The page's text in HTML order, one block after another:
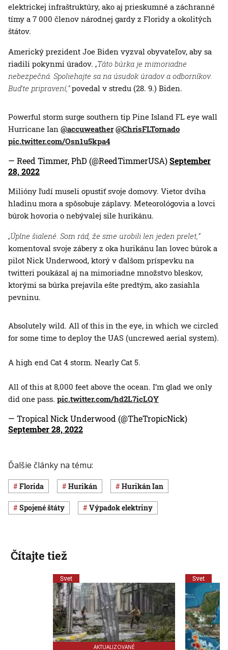
elektrickej infraštruktúry, ako aj prieskumné a záchranné
tímy a 7 000 členov národnej gardy z Floridy a okolitých
štátov.
Americký prezident Joe Biden vyzval obyvateľov, aby sa
riadili pokynmi úradov. „Táto búrka je mimoriadne
nebezpečná. Spoliehajte sa na úsudok úradov a odborníkov.
Buďte pripravení,“povedal v stredu (28. 9.) Biden.
Powerful storm surge southern tip Pine Island FL eye wall
Hurricane Ian @accuweather @ChrisFLTornado
pic.twitter.com/Osn1u5kpa4
— Reed Timmer, PhD (@ReedTimmerUSA)September
28, 2022
Milióny ľudí museli opustiť svoje domovy. Vietor dvíha
hladinu mora a spôsobuje záplavy. Meteorológovia a lovci
búrok hovoria o nebývalej sile hurikánu.
„Úplne šialené. Som rád, že sme urobili len jeden prelet,“
komentoval svoje zábery z oka hurikánu Ian lovec búrok a
pilot Nick Underwood, ktorý v ďalšom príspevku na
twitteri poukázal aj na mimoriadne množstvo bleskov,
ktorými sa búrka prejavila ešte predtým, ako zasiahla
pevninu.
Absolutely wild. All of this in the eye, in which we circled
for some time to deploy the UAS (uncrewed aerial system).
A high end Cat 4 storm. Nearly Cat 5.
All of this at 8,000 feet above the ocean. I’m glad we only
did one pass. pic.twitter.com/hd2L7icLQY
— Tropical Nick Underwood (@TheTropicNick)
September 28, 2022
Ďalšie články na tému:
Florida hurikán Hurikán Ian
Spojené štáty výpadok elektriny
Čítajte tiež
Svet
AKTUALIZOVANÉ
Svet